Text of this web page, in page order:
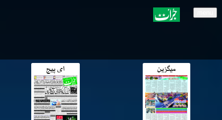
میگزین ای پیج